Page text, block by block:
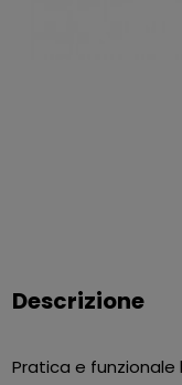
Descrizione
Pratica e